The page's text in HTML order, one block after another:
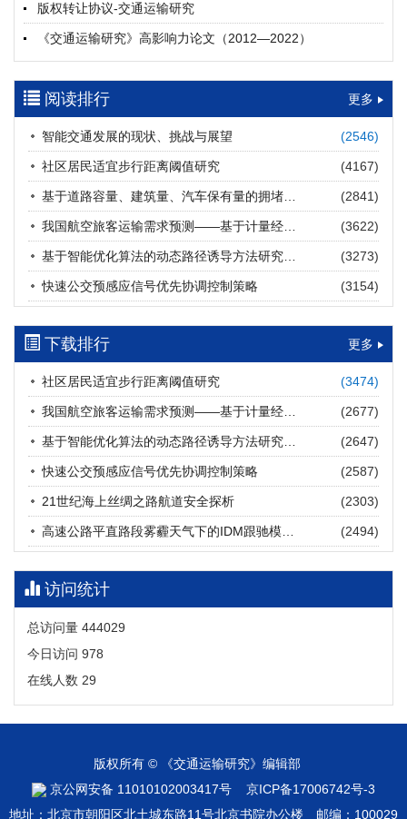
摘要 (19) HTML(19)
多层能源供给网络下高速公路系统韧性提升方法
郝泉霖, 兰富安, 赖波, 陈立栋, 宋志英, 郑帅
2026, 12(3): 163-175.https://doi.org/10.16503/j.cnki.2095-
9931.2026.03.013
摘要 (14) HTML(12)
道路建养运通用碳核算方法及应用
王元庆, 王皎, 刘圆圆, 于谦, 刘聂旸子, 杨诗雨
2026, 12(3): 176-189.https://doi.org/10.16503/j.cnki.2095-
9931.2026.03.014
摘要 (11) HTML(11)
西部陆海新通道氢走廊建设对交通运输领域低碳转型的推动作
用
罗文格, 黄承锋, 关海长
2026, 12(3): 190-201.https://doi.org/10.16503/j.cnki.2095-
9931.2026.03.015
摘要 (21) HTML(20)
交能融合背景下零碳货运走廊利益主体的策略演化与影响因素
张海涛, 姚琛, 唐治豪, 谢明辉, 王元庆
2026, 12(3): 202-216.https://doi.org/10.16503/j.cnki.2095-
9931.2026.03.016
摘要 (19) HTML(17)
版权转让协议-交通运输研究
《交通运输研究》高影响力论文（2012—2022）
中英文摘要撰写规范及样例
阅读排行 更多
智能交通发展的现状、挑战与展望 (2546)
社区居民适宜步行距离阈值研究 (4167)
(2841)
(3622)
(3273)
快速公交预感应信号优先协调控制策略 (3154)
下载排行 更多
社区居民适宜步行距离阈值研究 (3474)
(2677)
(2647)
快速公交预感应信号优先协调控制策略 (2587)
21世纪海上丝绸之路航道安全探析 (2303)
(2494)
访问统计
总访问量 444029
今日访问 978
在线人数 29
版权所有 © 《交通运输研究》编辑部
京公网安备 11010102003417号
京ICP备17006742号-3
地址：北京市朝阳区北土城东路11号北京书院办公楼 邮编：100029